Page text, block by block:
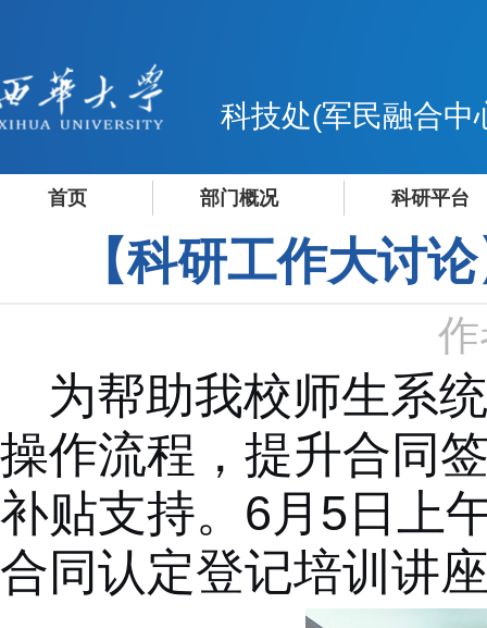
科技处(军民融合中
首页 部门概况 科研平台
【科研工作大讨
为帮助我校师生系
操作流程，提升合同
补贴支持。 6月5日上
合同认定登记培训讲